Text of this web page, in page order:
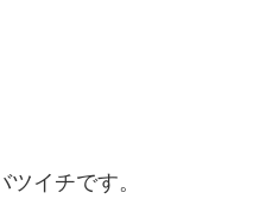
イチです。